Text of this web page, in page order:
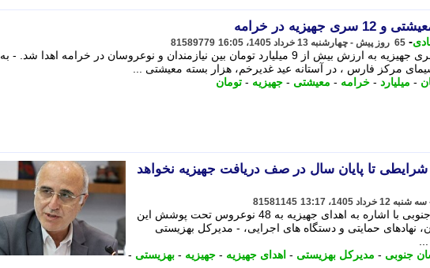
در خرامه
- 65 روز پیش - چهارشنبه 13 خرداد 1405، 16:05 81589779
هزار بسته معیشتی و 12 سری جهیزیه به ارزش بیش از 9 میلیارد تومان بین نیازمندان و نوعروسان در خرامه اهدا شد. - به
مرکز فارس ، در آستانه عید غدیرخم، هزار بسته معیشتی ...
- میلیارد - خرامه - معیشتی - جهیزیه - تومان
شرایطی تا پایان سال در صف دریافت جهیزیه نخواهد
81581145
مدیرکل بهزیستی خراسان جنوبی با اشاره به اهدای جهیزیه به 48 نوعروس تحت پوشش این
نهادهای حمایتی و دستگاه های اجرایی، - مدیرکل بهزیستی
جنوبی - مدیرکل بهزیستی - اهدای جهیزیه - جهیزیه - بهزیستی -